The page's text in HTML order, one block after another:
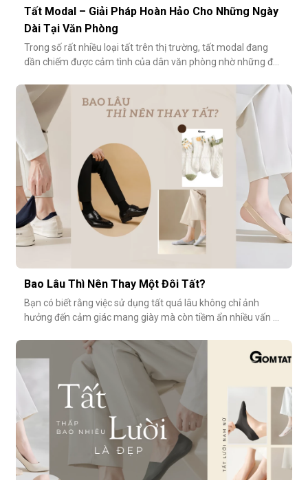
Tất Modal – Giải Pháp Hoàn Hảo Cho Những Ngày
Dài Tại Văn Phòng
Trong số rất nhiều loại tất trên thị trường, tất modal đang
dần chiếm được cảm tình của dân văn phòng nhờ những đặc
cùng khám phá vì sao tất modal lại được xem là lựa chọn lý
tưởng cho những ngày dài tại văn phòng.Khi đôi chân “lên
tiếng” s
Bao Lâu Thì Nên Thay Một Đôi Tất?
Bạn có biết rằng việc sử dụng tất quá lâu không chỉ ảnh
hưởng đến cảm giác mang giày mà còn tiềm ẩn nhiều vấn đề
Cùng GOMTAT tìm hiểu nhé.Tuổi thọ trung bình của một đôi
tất là bao lâu?Trung bình, một đôi tất sử dụng thường xuyên